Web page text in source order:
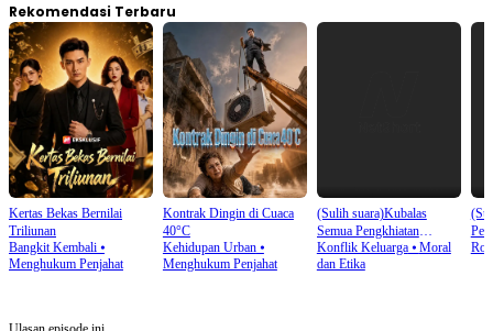
Rekomendasi Terbaru
Kertas Bekas Bernilai
Triliunan
Bangkit Kembali ⦁
Menghukum Penjahat
Kontrak Dingin di Cuaca
40°C
Kehidupan Urban⦁
Menghukum Penjahat
(Sulih suara)Kubalas
Semua Pengkhiatan
Mereka
Konflik Keluarga⦁ Moral
dan Etika